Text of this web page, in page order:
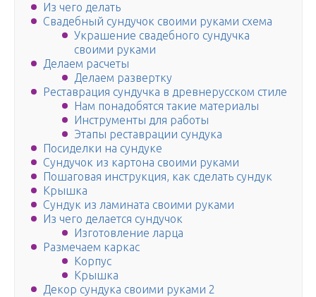
Из чего делать
Свадебный сундучок своими руками схема
Украшение свадебного сундучка
своими руками
Делаем расчеты
Делаем развертку
Реставрация сундучка в древнерусском стиле
Нам понадобятся такие материалы
Инструменты для работы
Этапы реставрации сундука
Посиделки на сундуке
Сундучок из картона своими руками
Пошаговая инструкция, как сделать сундук
Крышка
Сундук из ламината своими руками
Из чего делается сундучок
Изготовление ларца
Размечаем каркас
Корпус
Крышка
Декор сундука своими руками 2